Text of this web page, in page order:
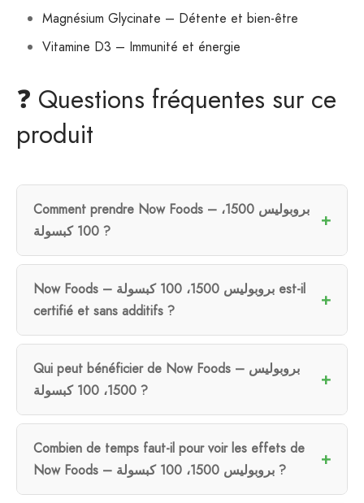
Magnésium Glycinate – Détente et bien-être
Vitamine D3 – Immunité et énergie
❓ Questions fréquentes sur ce
produit
Comment prendre Now Foods – بروبوليس 1500،
100 كبسولة ?
Now Foods – بروبوليس 1500، 100 كبسولة est-il
certifié et sans additifs ?
Qui peut bénéficier de Now Foods – بروبوليس
1500، 100 كبسولة ?
Combien de temps faut-il pour voir les effets de
Now Foods – بروبوليس 1500، 100 كبسولة ?